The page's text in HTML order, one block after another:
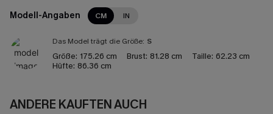
Modell-Angaben CM IN
Das Model trägt die Größe: S
Größe: 175.26 cm Brust: 81.28 cm Taille: 62.23 cm
Hüfte: 86.36 cm
ANDERE KAUFTEN AUCH